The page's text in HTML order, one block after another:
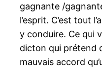
gagnante /
l’esprit. C’est tout
y conduire. Ce qui
dicton qui prétend
mauvais accord